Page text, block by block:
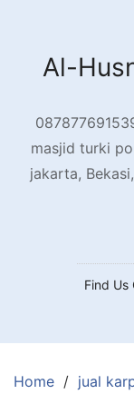
contentAl-
masjid turki
jakarta,
Find Us
Home
jual